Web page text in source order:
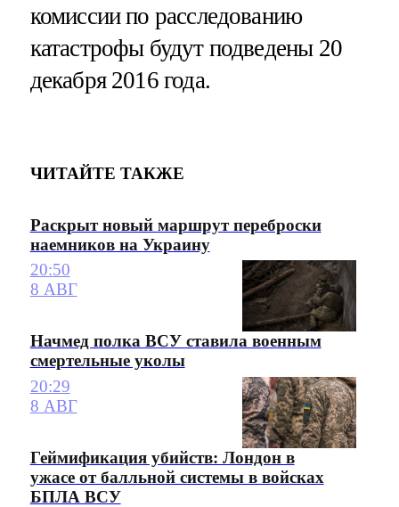
комиссии по расследованию
катастрофы будут подведены 20
декабря 2016 года.
ЧИТАЙТЕ ТАКЖЕ
Раскрыт новый маршрут переброски
наемников на Украину
20:50
8 АВГ
Начмед полка ВСУ ставила военным
смертельные уколы
20:29
8 АВГ
Геймификация убийств: Лондон в
ужасе от балльной системы в войсках
БПЛА ВСУ